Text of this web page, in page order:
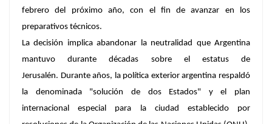
febrero del próximo año, con el fin de avanzar en los
preparativos técnicos.
La decisión implica abandonar la neutralidad que Argentina
mantuvo durante décadas sobre el estatus de
Jerusalén. Durante años, la política exterior argentina respaldó
la denominada "solución de dos Estados" y el plan
internacional especial para la ciudad establecido por